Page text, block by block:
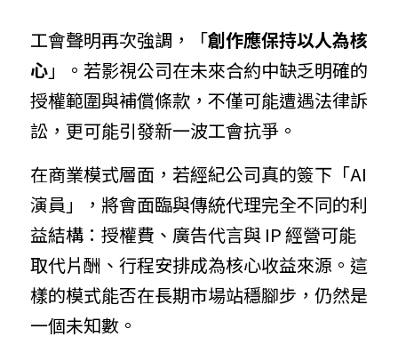
工會聲明再次強調，「創作應保持以人為核
心」。若影視公司在未來合約中缺乏明確的
授權範圍與補償條款，不僅可能遭遇法律訴
訟，更可能引發新一波工會抗爭。
在商業模式層面，若經紀公司真的簽下「AI
演員」，將會面臨與傳統代理完全不同的利
益結構：授權費、廣告代言與 IP 經營可能
取代片酬、行程安排成為核心收益來源。這
樣的模式能否在長期市場站穩腳步，仍然是
一個未知數。